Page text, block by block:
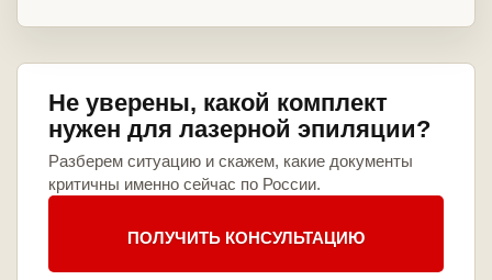
Не уверены, какой комплект
нужен для лазерной эпиляции?
Разберем ситуацию и скажем, какие документы
критичны именно сейчас по России.
ПОЛУЧИТЬ КОНСУЛЬТАЦИЮ